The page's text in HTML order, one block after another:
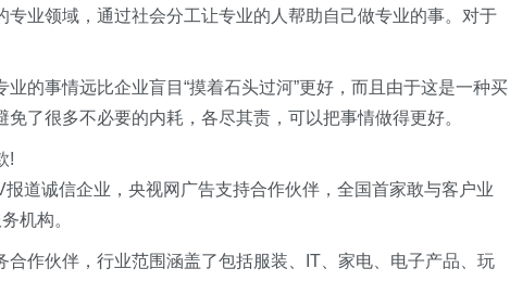
业领域，通过社会分工让专业的人帮助自己做专业的事。对于
的事情远比企业盲目“摸着石头过河”更好，而且由于这是一种买
了很多不必要的内耗，各尽其责，可以把事情做得更好。
!
道诚信企业，央视网广告支持合作伙伴，全国首家敢与客户业
机构。
作伙伴，行业范围涵盖了包括服装、IT、家电、电子产品、玩